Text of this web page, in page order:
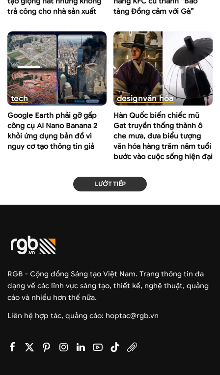
trả công cho nhà sản xuất
tàng Đồng cảm với Gà”
tech
Google Earth phải gỡ gấp
công cụ AI Nano Banana 2
khỏi ứng dụng bản đồ vì
nguy cơ tạo thông tin giả
designvăn hóa
Hàn Quốc biến chiếc mũ
Gat truyền thống thành ô
che mưa, đưa biểu tượng
văn hóa hàng trăm năm tuổi
bước vào cuộc sống hiện đại
LƯỚT TIẾP
RGB - Cộng đồng Sáng tạo Việt Nam. Trang thông tin đa
dạng về các lĩnh vực sáng tạo, thiết kế, nghệ thuật, quảng
cáo và nhiều hơn thế nữa.
Liên hệ hợp tác, quảng cáo: hoptac@rgb.vn